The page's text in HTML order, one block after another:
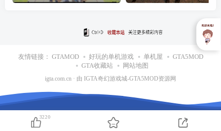
友情链接： GTAMOD 好玩的单机游戏 单机屋
GTA5MOD
GTA收藏站
网站地图
igta.com.cn · 由 IGTA奇幻游戏城-GTA5MOD资源网
3220